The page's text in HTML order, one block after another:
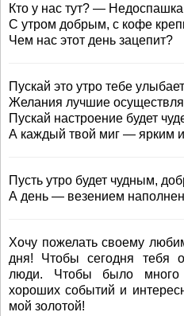
Кто у нас тут? —
С утром добрым, с кофе
Чем нас этот день зацепит?
Пускай это утро тебе
Желания лучшие
Пускай настроение будет
А каждый твой миг — ярким
Пусть утро будет чудным,
А день — везением
Хочу пожелать своему
дня! Чтобы сегодня тебя
люди. Чтобы было много
хороших событий и
мой золотой!